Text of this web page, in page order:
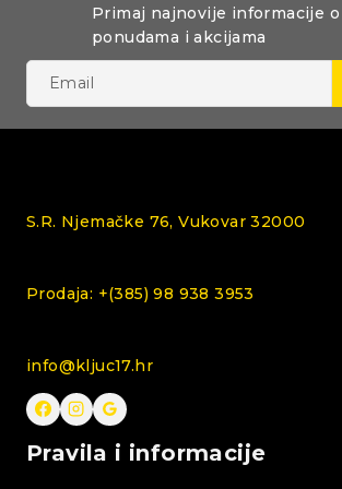
Primaj najnovije informacije o
ponudama i akcijama
S.R. Njemačke 76, Vukovar 32000
Prodaja: +(385) 98 938 3953
info@kljuc17.hr
Pravila i informacije